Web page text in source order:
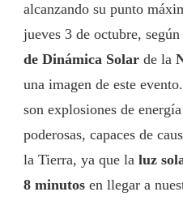
alcanzando su punto
jueves 3 de octubre,
de Dinámica Solar de la
una imagen de este
son explosiones de
poderosas, capaces de
la Tierra, ya que la luz
8 minutos en llegar a